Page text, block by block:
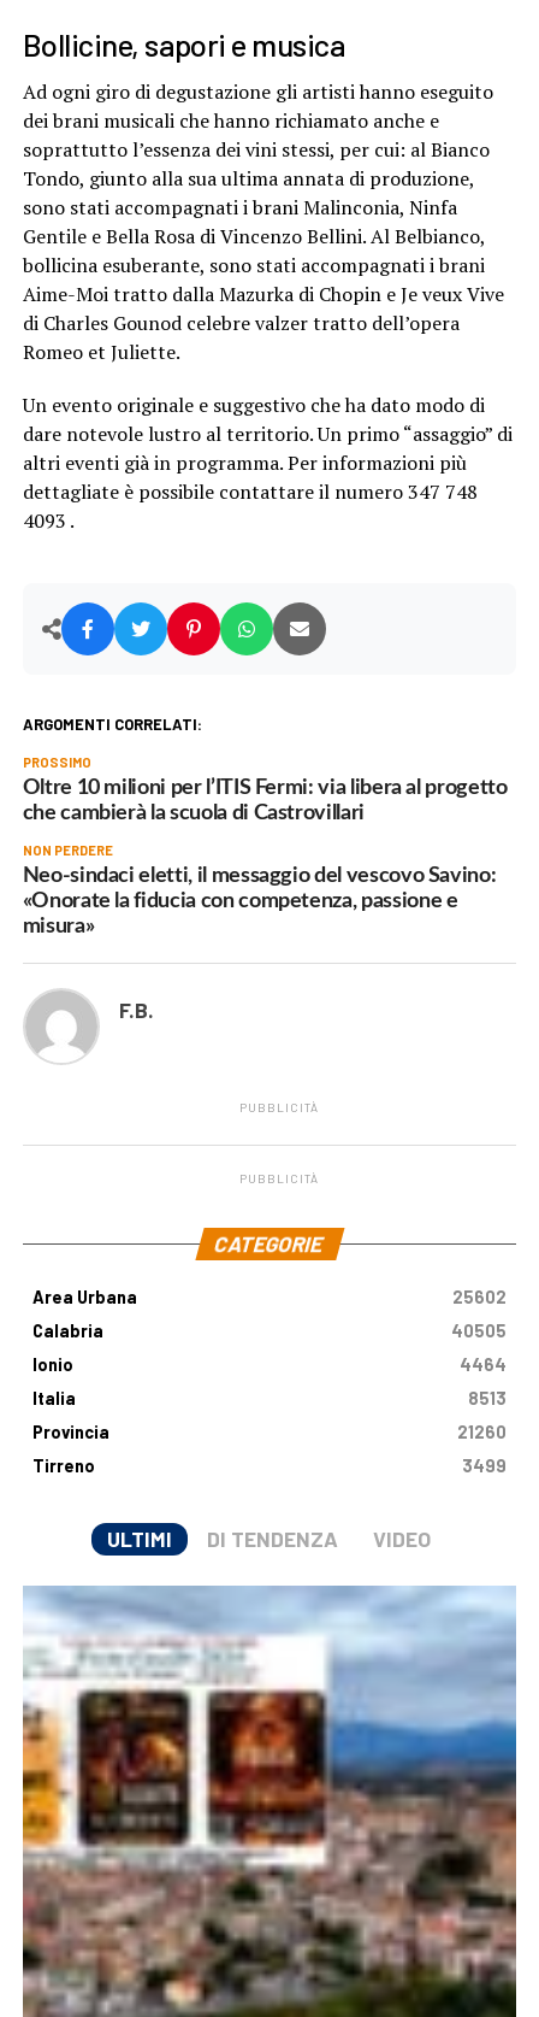
Bollicine, sapori e musica
Ad ogni giro di degustazione gli artisti hanno eseguito
dei brani musicali che hanno richiamato anche e
soprattutto l’essenza dei vini stessi, per cui: al Bianco
Tondo, giunto alla sua ultima annata di produzione,
sono stati accompagnati i brani Malinconia, Ninfa
Gentile e Bella Rosa di Vincenzo Bellini. Al Belbianco,
bollicina esuberante, sono stati accompagnati i brani
Aime-Moi tratto dalla Mazurka di Chopin e Je veux Vive
di Charles Gounod celebre valzer tratto dell’opera
Romeo et Juliette.
Un evento originale e suggestivo che ha dato modo di
dare notevole lustro al territorio. Un primo “assaggio” di
altri eventi già in programma. Per informazioni più
dettagliate è possibile contattare il numero 347 748
4093 .
ARGOMENTI CORRELATI:
PROSSIMO
Oltre 10 milioni per l’ITIS Fermi: via libera al progetto
che cambierà la scuola di Castrovillari
NON PERDERE
Neo-sindaci eletti, il messaggio del vescovo Savino:
«Onorate la fiducia con competenza, passione e
misura»
F.B.
PUBBLICITÀ
PUBBLICITÀ
CATEGORIE
Area Urbana
25602
Calabria
40505
Ionio
4464
Italia
8513
Provincia
21260
Tirreno
3499
ULTIMI DI TENDENZA VIDEO